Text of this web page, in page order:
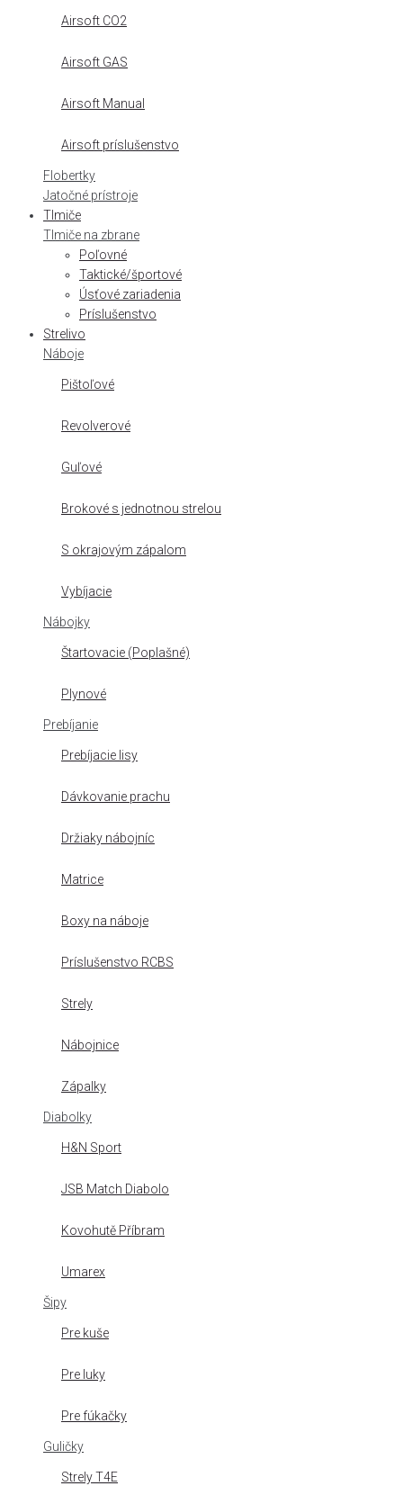
Airsoft CO2
Airsoft GAS
Airsoft Manual
Airsoft príslušenstvo
Flobertky
Jatočné prístroje
Tlmiče
Tlmiče na zbrane
Poľovné
Taktické/športové
Úsťové zariadenia
Príslušenstvo
Strelivo
Náboje
Pištoľové
Revolverové
Guľové
Brokové s jednotnou strelou
S okrajovým zápalom
Vybíjacie
Nábojky
Štartovacie (Poplašné)
Plynové
Prebíjanie
Prebíjacie lisy
Dávkovanie prachu
Držiaky nábojníc
Matrice
Boxy na náboje
Príslušenstvo RCBS
Strely
Nábojnice
Zápalky
Diabolky
H&N Sport
JSB Match Diabolo
Kovohutě Příbram
Umarex
Šipy
Pre kuše
Pre luky
Pre fúkačky
Guličky
Strely T4E